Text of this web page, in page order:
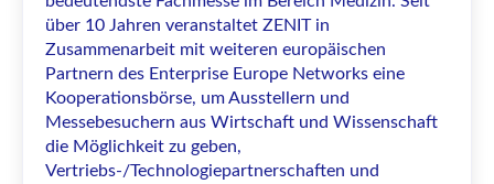
über 10 Jahren veranstaltet ZENIT in
Zusammenarbeit mit weiteren europäischen
Partnern des Enterprise Europe Networks eine
Kooperationsbörse, um Ausstellern und
Messebesuchern aus Wirtschaft und Wissenschaft
die Möglichkeit zu geben,
Vertriebs-/Technologiepartnerschaften und